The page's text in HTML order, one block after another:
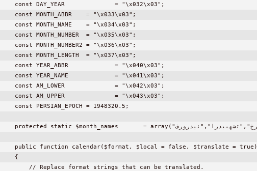
    const DAY_YEAR		= "\x032\x03";
    const MONTH_ABBR	= "\x033\x03";
    const MONTH_NAME	= "\x034\x03";
    const MONTH_NUMBER	= "\x035\x03";
    const MONTH_NUMBER2	= "\x036\x03";
    const MONTH_LENGTH	= "\x037\x03";
    const YEAR_ABBR		= "\x040\x03";
    const YEAR_NAME		= "\x041\x03";
    const AM_LOWER		= "\x042\x03";
    const AM_UPPER		= "\x043\x03";
    const PERSIAN_EPOCH	= 1948320.5;
    protected static $month_names	= array("فروردين","ارديبهشت","خرداد","تیر","مرداد","شهریور","مهر","آبان","آذر","دی","بهمن","اسفند");
    public function calendar($format, $local = false, $translate = true)
    {
        // Replace format strings that can be translated.